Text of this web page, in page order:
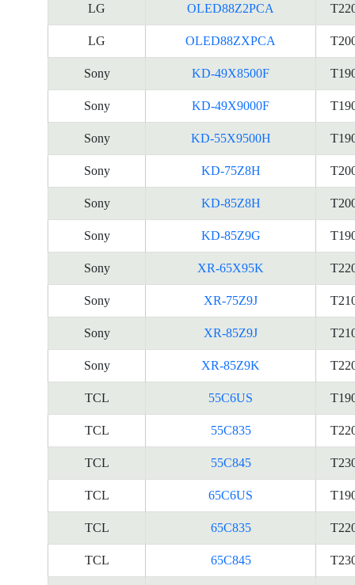
LG OLED88Z2PCA
LG OLED88ZXPCA
Sony KD-49X8500F
Sony KD-49X9000F
Sony KD-55X9500H
Sony KD-75Z8H
Sony KD-85Z8H
Sony KD-85Z9G
Sony XR-65X95K
Sony XR-75Z9J
Sony XR-85Z9J
Sony XR-85Z9K
TCL 55C6US
TCL 55C835
TCL 55C845
TCL 65C6US
TCL 65C835
TCL 65C845